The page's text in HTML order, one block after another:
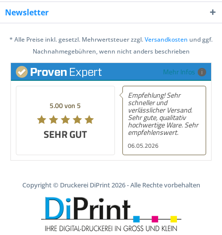
Newsletter
* Alle Preise inkl. gesetzl. Mehrwertsteuer zzgl.Versandkosten und ggf.
Nachnahmegebühren, wenn nicht anders beschrieben
Mehr Infos
5.00 von 5
SEHR GUT
06.05.2026
Empfehlung! Sehr
schneller und
verlässlicher Versand.
Sehr gute, qualitativ
hochwertige Ware. Sehr
empfehlenswert.
Copyright © Druckerei DiPrint 2026 - Alle Rechte vorbehalten